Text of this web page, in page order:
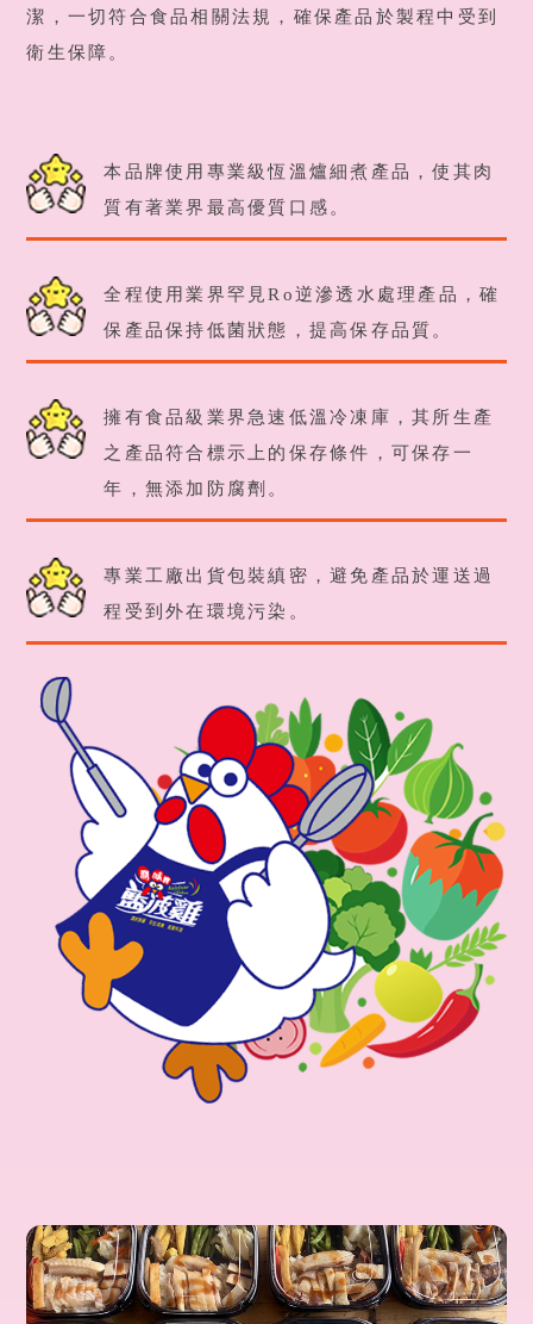
潔，一切符合食品相關法規，確保產品於製程中受到
衛生保障。
本品牌使用專業級恆溫爐細煮產品，使其肉
質有著業界最高優質口感。
全程使用業界罕見Ro逆滲透水處理產品，確
保產品保持低菌狀態，提高保存品質。
擁有食品級業界急速低溫冷凍庫，其所生產
之產品符合標示上的保存條件，可保存一
年，無添加防腐劑。
專業工廠出貨包裝縝密，避免產品於運送過
程受到外在環境污染。